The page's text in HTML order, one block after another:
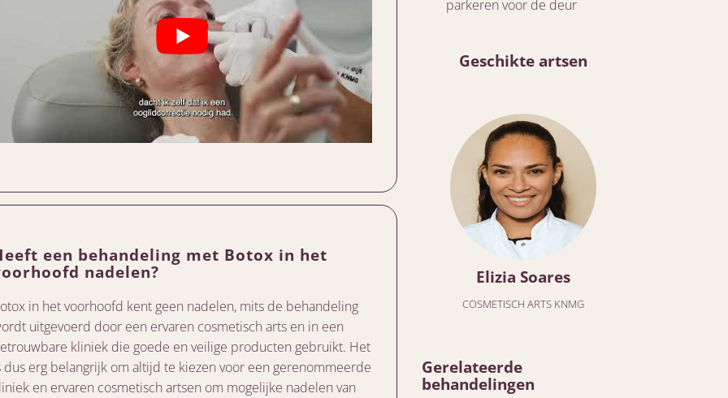
een behandeling met Botox in het
nadelen?
in het voorhoofd kent geen nadelen, mits de behandeling
uitgevoerd door een ervaren cosmetisch arts en in een
kliniek die goede en veilige producten gebruikt. Het
dus erg belangrijk om altijd te kiezen voor een gerenommeerde
en ervaren cosmetisch artsen om mogelijke nadelen van
parkeren voor de deur
Geschikte artsen
Elizia Soares
COSMETISCH ARTS KNMG
Gerelateerde
behandelingen